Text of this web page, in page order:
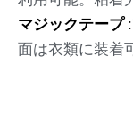
マジックテープ :
面は衣類に装着